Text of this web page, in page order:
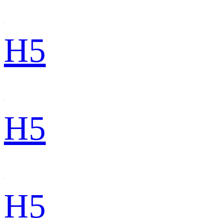
H5
H5
H5